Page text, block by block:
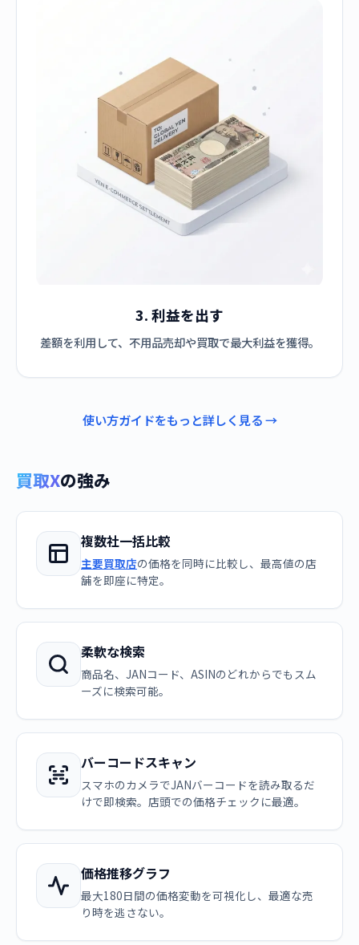
3. 利益を出す
差額を利用して、不用品売却や買取で最大利益を獲得。
使い方ガイドをもっと詳しく見る →
買取Xの強み
複数社一括比較
主要買取店の価格を同時に比較し、最高値の店
舗を即座に特定。
柔軟な検索
商品名、JANコード、ASINのどれからでもスム
ーズに検索可能。
バーコードスキャン
スマホのカメラでJANバーコードを読み取るだ
けで即検索。店頭での価格チェックに最適。
価格推移グラフ
最大180日間の価格変動を可視化し、最適な売
り時を逃さない。